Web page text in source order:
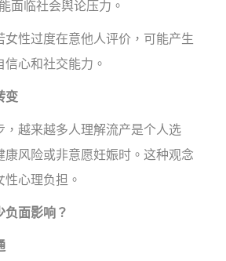
面临社会舆论压力。
性过度在意他人评价，可能产生
心和社交能力。
变
越来越多人理解流产是个人选
康风险或非意愿妊娠时。这种观念
心理负担。
面影响？